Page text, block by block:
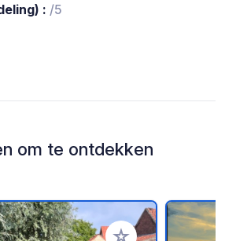
: /5
om te ontdekken